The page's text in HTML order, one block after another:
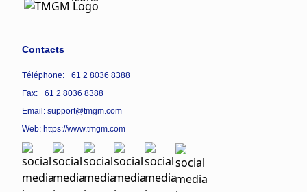
Contacts
Téléphone: +61 2 8036 8388
Fax: +61 2 8036 8388
Email: support@tmgm.com
Web: https://www.tmgm.com